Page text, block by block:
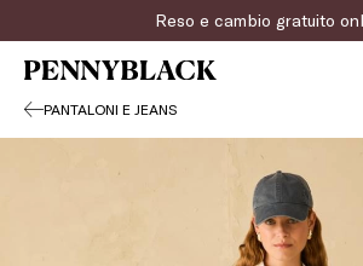
Reso e cambio gratuito
PANTALONI E JEANS